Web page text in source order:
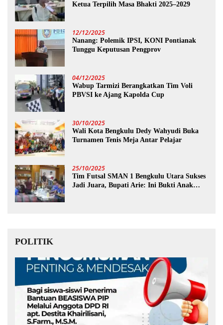
Ketua Terpilih Masa Bhakti 2025–2029
12/12/2025
Nanang: Polemik IPSI, KONI Pontianak
Tunggu Keputusan Pengprov
04/12/2025
Wabup Tarmizi Berangkatkan Tim Voli
PBVSI ke Ajang Kapolda Cup
30/10/2025
Wali Kota Bengkulu Dedy Wahyudi Buka
Turnamen Tenis Meja Antar Pelajar
25/10/2025
Tim Futsal SMAN 1 Bengkulu Utara Sukses
Jadi Juara, Bupati Arie: Ini Bukti Anak
POLITIK